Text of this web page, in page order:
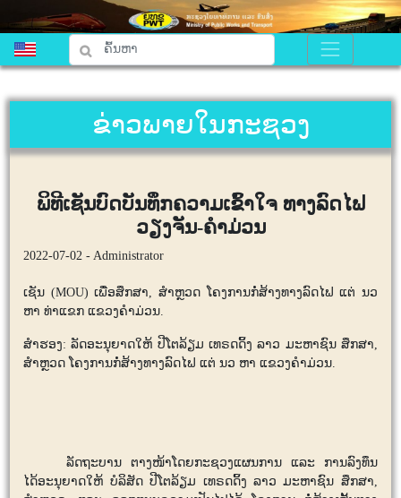
ຂ່າວພາຍໃນກະຊວງ
ພິທີເຊັນບົດບັນທຶກຄວາມເຂົ້າໃຈ ທາງລົດໄຟ
ວຽງຈັນ-ຄຳມ່ວນ
2022-07-02 - Administrator
ເຊັນ (MOU)ເພື່ອສຶກສາ,ສຳຫຼວດ ໂຄງການກໍ່ສ້າງທາງລົດໄຟ ແຕ່ ນວ
ຫາ ທ່າແຂກ ແຂວງຄຳມ່ວນ.
ສຳຮອງ: ລັດອະນຸຍາດໃຫ້ ປີໂຕລ້ຽມ ເທຣດດິ້ງ ລາວ ມະຫາຊົນ ສຶກສາ,
ສຳຫຼວດ ໂຄງການກໍ່ສ້າງທາງລົດໄຟ ແຕ່ ນວ ຫາ ແຂວງຄຳມ່ວນ.
ລັດຖະບານ ຕາງໜ້າໂດຍກະຊວງແຜນການ ແລະ ການລົງທຶນ
ໄດ້ອະນຸຍາດໃຫ້ ບໍລິສັດ ປີໂຕລ້ຽມ ເທຣດດິ້ງ ລາວ ມະຫາຊົນ ສຶກສາ,